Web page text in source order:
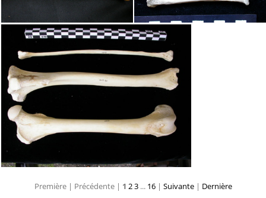
Première | Précédente | 1 23... 16 | Suivante | Dernière